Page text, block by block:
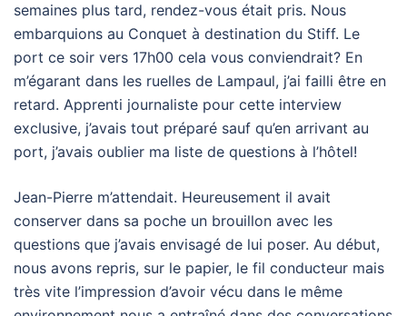
semaines plus tard, rendez-vous était pris. Nous
embarquions au Conquet à destination du Stiff. Le
port ce soir vers 17h00 cela vous conviendrait? En
m’égarant dans les ruelles de Lampaul, j’ai failli être en
retard. Apprenti journaliste pour cette interview
exclusive, j’avais tout préparé sauf qu’en arrivant au
port, j’avais oublier ma liste de questions à l’hôtel!
Jean-Pierre m’attendait. Heureusement il avait
conserver dans sa poche un brouillon avec les
questions que j’avais envisagé de lui poser. Au début,
nous avons repris, sur le papier, le fil conducteur mais
très vite l’impression d’avoir vécu dans le même